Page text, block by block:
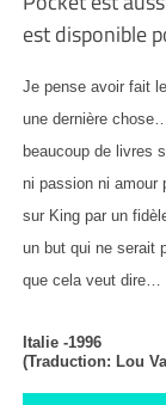
est disponible
Je pense avoir fait
une dernière
beaucoup de livres
ni passion ni amour
sur King par un
un but qui ne serait
que cela veut dire…
Italie -1996
(Traduction: Lou